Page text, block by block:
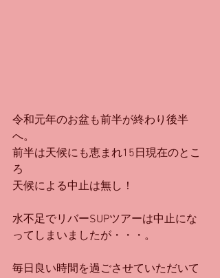
令和元年のお盆も前半が終わり後半
へ。
前半は天候にも恵まれ15日現在のとこ
ろ
天候による中止は無し！
水不足でリバーSUPツアーは中止にな
ってしまいましたが・・・。
毎日良い時間を過ごさせていただいて